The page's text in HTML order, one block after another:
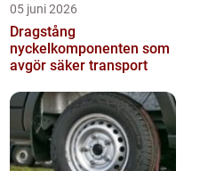
05 juni 2026
Dragstång
nyckelkomponenten som
avgör säker transport